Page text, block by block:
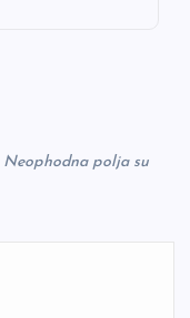
Neophodna polja su